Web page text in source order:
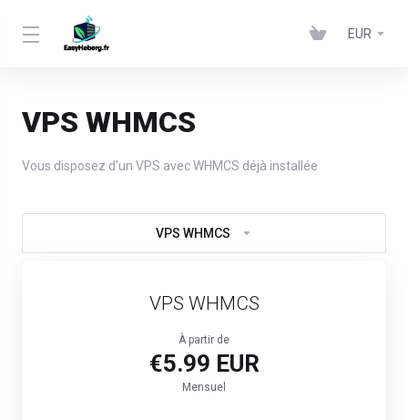
EUR
VPS WHMCS
Vous disposez d'un VPS avec WHMCS déjà installée
VPS WHMCS
VPS WHMCS
À partir de
€5.99 EUR
Mensuel